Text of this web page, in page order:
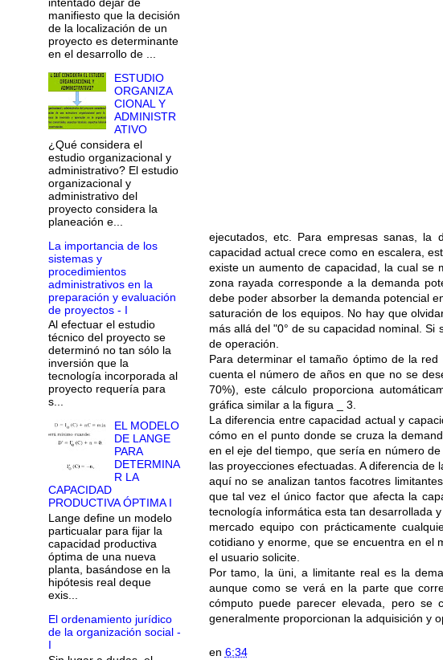
ejecutados, etc. Para empresas sanas,
capacidad actual crece como en escalera,
existe un aumento de capacidad, la cual se
zona rayada corresponde a la demanda
debe poder absorber la demanda potencial
saturación de los equipos. No hay que
más allá del "0° de su capacidad nominal.
de operación.
Para determinar el tamaño óptimo de la
cuenta el número de años en que no se
70%), este cálculo proporciona
gráfica similar a la figura _ 3.
La diferencia entre capacidad actual y
cómo en el punto donde se cruza la
en el eje del tiempo, que sería en número
las proyecciones efectuadas. A diferencia
aquí no se analizan tantos facotres
que tal vez el único factor que afecta la
tecnología informática esta tan desarrollada
mercado equipo con prácticamente
cotidiano y enorme, que se encuentra en el
el usuario solicite.
Por tamo, la üni, a limitante real es la
aunque como se verá en la parte que
cómputo puede parecer elevada, pero
generalmente proporcionan la adquisición y
en 6:34
manifiesto que la decisión
de la localización de un
proyecto es determinante
en el desarrollo de ...
ESTUDIO
ORGANIZA
CIONAL Y
ADMINISTR
ATIVO
¿Qué considera el
estudio organizacional y
administrativo? El estudio
organizacional y
administrativo del
proyecto considera la
planeación e...
La importancia de los
sistemas y
procedimientos
administrativos en la
preparación y evaluación
de proyectos - I
Al efectuar el estudio
técnico del proyecto se
determinó no tan sólo la
inversión que la
tecnología incorporada al
proyecto requería para
s...
EL MODELO
DE LANGE
PARA
DETERMINA
R LA
CAPACIDAD
PRODUCTIVA ÓPTIMA I
Lange define un modelo
particualar para fijar la
capacidad productiva
óptima de una nueva
planta, basándose en la
hipótesis real deque
exis...
El ordenamiento jurídico
de la organización social -
I